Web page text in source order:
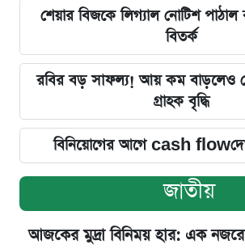
শেয়ার বিজকে লিগ্যাল নোটিশ
বিতর্ক
রবির বড় সাফল্য! আয় কম বাড়লেও
গ্রাহক বৃদ্ধি
বিনিয়োগের আগে cash
জাতীয়
আজকের মুদ্রা বিনিময় হার: এক